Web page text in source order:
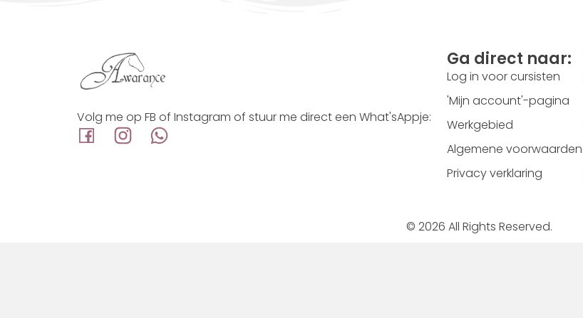
Volg me op FB of Instagram of stuur me direct een What'sAppje:
Ga direct naar:
Log in voor cursisten
'Mijn account'-pagina
Werkgebied
Algemene voorwaarden
Privacy verklaring
© 2026 All Rights Reserved.